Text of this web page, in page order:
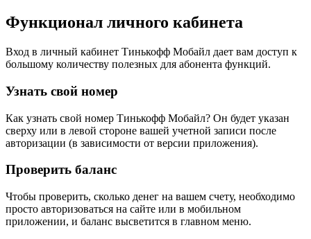
Функционал личного кабинета
Вход в личный кабинет Тинькофф Мобайл дает вам доступ к
большому количеству полезных для абонента функций.
Узнать свой номер
Как узнать свой номер Тинькофф Мобайл? Он будет указан
сверху или в левой стороне вашей учетной записи после
авторизации (в зависимости от версии приложения).
Проверить баланс
Чтобы проверить, сколько денег на вашем счету, необходимо
просто авторизоваться на сайте или в мобильном
приложении, и баланс высветится в главном меню.